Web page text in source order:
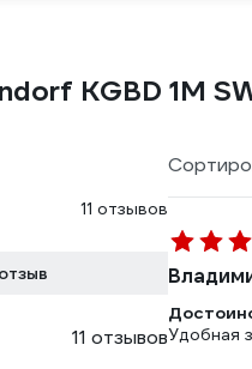
KGBD 1М
11 отзывов
11 отзывовУдобная